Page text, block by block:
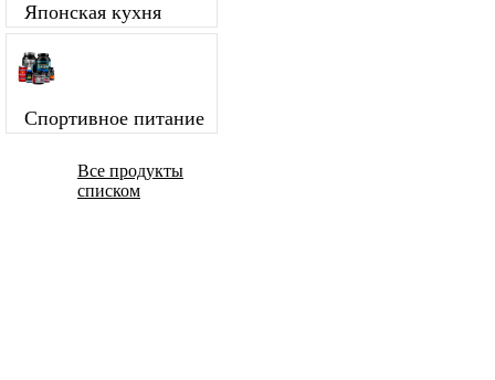
Японская кухня
Спортивное питание
Все продукты
списком